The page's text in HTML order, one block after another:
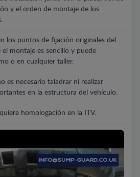
y el orden de montaje de los
los puntos de fijación originales del
montaje es sencillo y puede
o en cualquier taller.
es necesario taladrar ni realizar
en la estructura del vehículo.
homologación en la ITV.